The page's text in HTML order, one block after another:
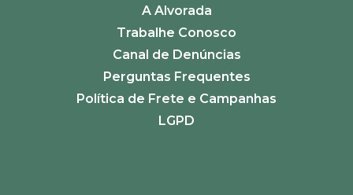
A Alvorada
Trabalhe Conosco
Canal de Denúncias
Perguntas Frequentes
Política de Frete e Campanhas
LGPD